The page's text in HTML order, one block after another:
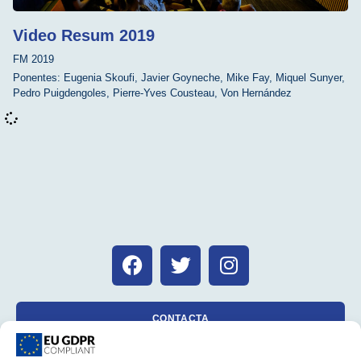
Video Resum 2019
FM 2019
Ponentes: Eugenia Skoufi Javier Goyneche Mike Fay, Miquel Sunyer,
Pedro Puigdengoles
Pierre-Yves Cousteau Von Hernández
CONTACTA